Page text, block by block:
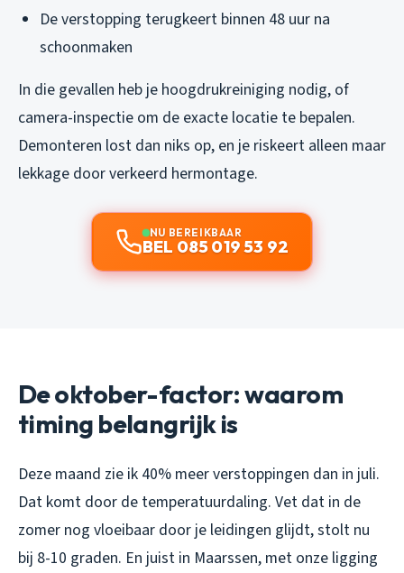
De verstopping terugkeert binnen 48 uur na
schoonmaken
In die gevallen heb je hoogdrukreiniging nodig, of
camera-inspectie om de exacte locatie te bepalen.
Demonteren lost dan niks op, en je riskeert alleen maar
lekkage door verkeerd hermontage.
NU BEREIKBAAR
BEL 085 019 53 92
De oktober-factor: waarom
timing belangrijk is
Deze maand zie ik 40% meer verstoppingen dan in juli.
Dat komt door de temperatuurdaling. Vet dat in de
zomer nog vloeibaar door je leidingen glijdt, stolt nu
bij 8-10 graden. En juist in Maarssen, met onze ligging